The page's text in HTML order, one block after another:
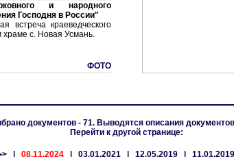
и народного
Господня в России"
встреча краеведческого
храме с. Новая Усмань.
ФОТО
документов - 71. Выводятся описания
Перейти к другой странице:
08.11.2024 03.01.2021 12.05.2019 11.01.2019